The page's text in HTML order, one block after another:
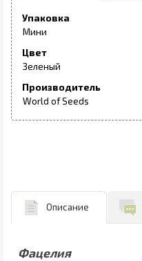
Упаковка
Мини
Цвет
Зеленый
Производитель
World of Seeds
Описание
Фацелия